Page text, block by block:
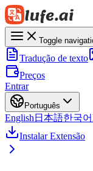
Toggle
Tradução de texto
Preços
Entrar
Português
English 日本語한국어
Instalar Extensão